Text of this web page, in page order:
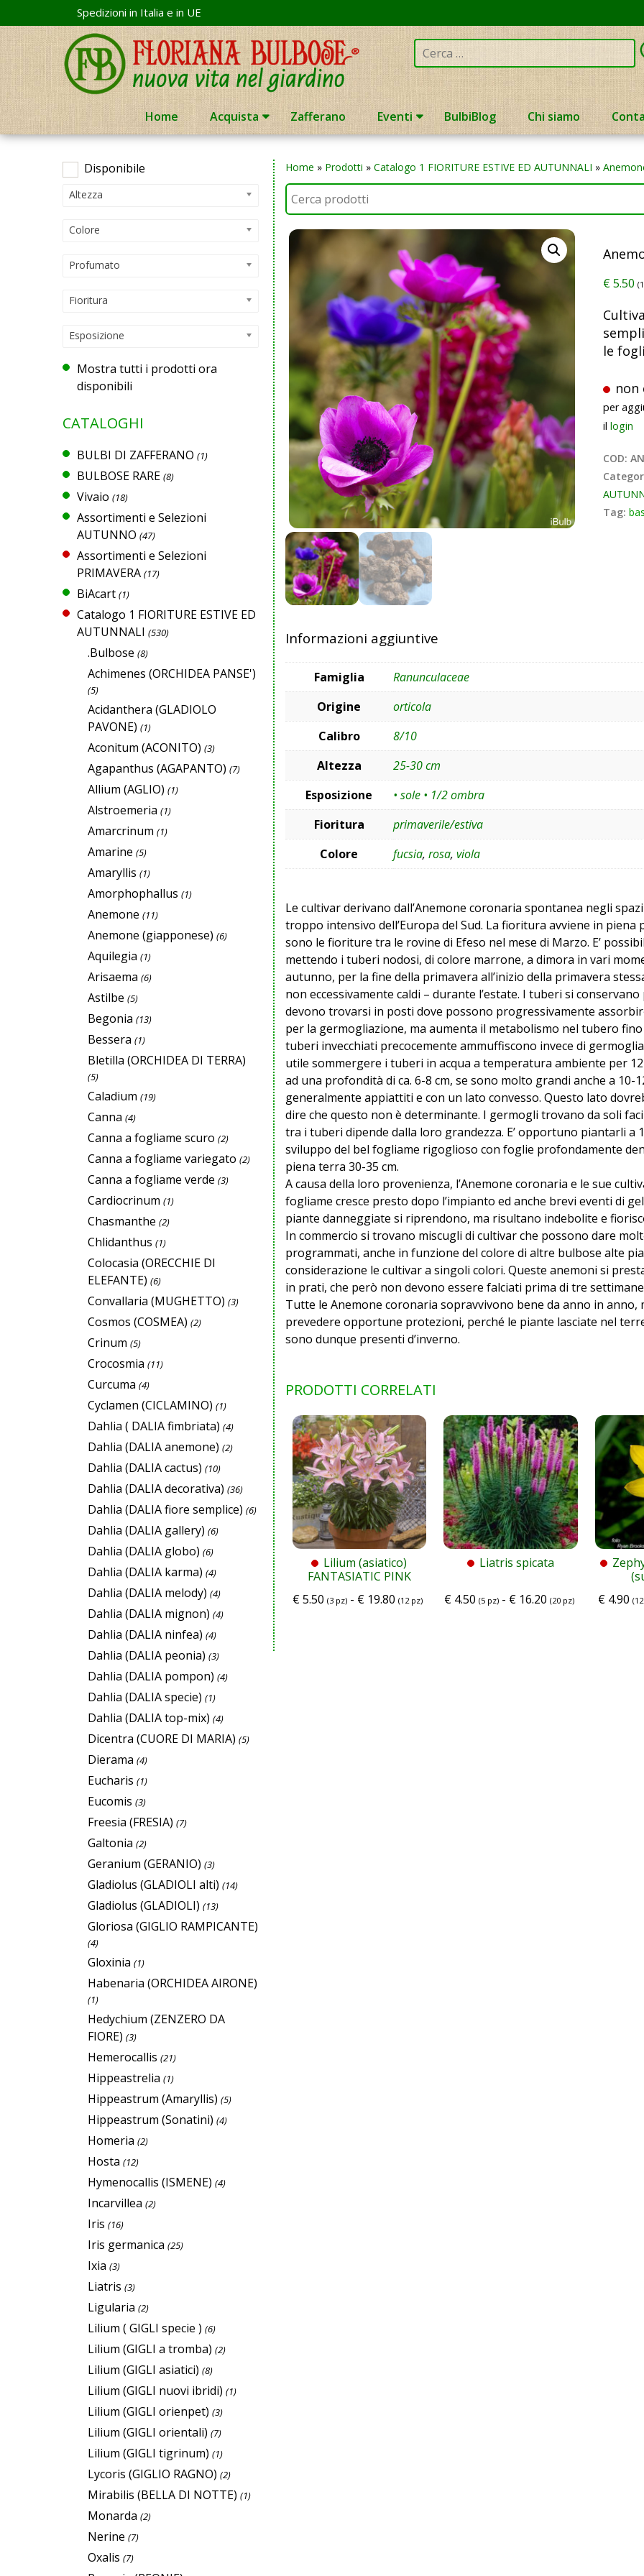
to
content
Spedizioni in Italia e in UE
Cerca:
Home Acquista Zafferano Eventi BulbiBlog Chi siamo
Home » Prodotti » Catalogo 1 FIORITURE ESTIVE ED AUTUNNALI »
€5.50
le
non
per
il login
COD:
Tag:
Informazioni aggiuntive
Famiglia
Ranunculaceae
Origine
orticola
Calibro
8/10
Altezza
25-30 cm
Esposizione
• sole • 1/2 ombra
Fioritura
primaverile/estiva
Colore
fucsia, rosa, viola
Le cultivar derivano dall’Anemone coronaria spontanea negli
troppo intensivo dell’Europa del Sud. La fioritura avviene in piena
sono le fioriture tra le rovine di Efeso nel mese di Marzo. E’
mettendo i tuberi nodosi, di colore marrone, a dimora in vari
autunno, per la fine della primavera all’inizio della primavera
non eccessivamente caldi – durante l’estate. I tuberi si
devono trovarsi in posti dove possono progressivamente
per la germogliazione, ma aumenta il metabolismo nel tubero
tuberi invecchiati precocemente ammuffiscono invece di
utile sommergere i tuberi in acqua a temperatura ambiente per
ad una profondità di ca. 6-8 cm, se sono molto grandi anche a
generalmente appiattiti e con un lato convesso. Questo lato
dire che questo non è determinante. I germogli trovano da soli
tra i tuberi dipende dalla loro grandezza. E’ opportuno piantarli a
sviluppo del bel fogliame rigoglioso con foglie profondamente
piena terra 30-35 cm.
A causa della loro provenienza, l’Anemone coronaria e le sue
fogliame cresce presto dopo l’impianto ed anche brevi eventi di
piante danneggiate si riprendono, ma risultano indebolite e
In commercio si trovano miscugli di cultivar che possono dare
programmati, anche in funzione del colore di altre bulbose alte
considerazione le cultivar a singoli colori. Queste anemoni si
in prati, che però non devono essere falciati prima di tre
Tutte le Anemone coronaria sopravvivono bene da anno in anno,
prevedere opportune protezioni, perché le piante lasciate nel
sono dunque presenti d’inverno.
PRODOTTI CORRELATI
Lilium (asiatico)
FANTASIATIC PINK
€5.50 (3 pz)- €19.80 (12 pz)
Liatris spicata
€4.50 (5 pz)- €16.20 (20 pz)
€ 4.90
Disponibile
Altezza
Colore
Profumato
Fioritura
Esposizione
Mostra tutti i prodotti ora
disponibili
CATALOGHI
BULBI DI ZAFFERANO (1)
BULBOSE RARE (8)
Vivaio (18)
Assortimenti e Selezioni
AUTUNNO (47)
Assortimenti e Selezioni
PRIMAVERA (17)
BiAcart (1)
Catalogo 1 FIORITURE ESTIVE ED
AUTUNNALI (530)
.Bulbose (8)
Achimenes (ORCHIDEA PANSE')
(5)
Acidanthera (GLADIOLO
PAVONE) (1)
Aconitum (ACONITO) (3)
Agapanthus (AGAPANTO) (7)
Allium (AGLIO) (1)
Alstroemeria (1)
Amarcrinum (1)
Amarine (5)
Amaryllis (1)
Amorphophallus (1)
Anemone (11)
Anemone (giapponese) (6)
Aquilegia (1)
Arisaema (6)
Astilbe (5)
Begonia (13)
Bessera (1)
Bletilla (ORCHIDEA DI TERRA)
(5)
Caladium (19)
Canna (4)
Canna a fogliame scuro (2)
Canna a fogliame variegato (2)
Canna a fogliame verde (3)
Cardiocrinum (1)
Chasmanthe (2)
Chlidanthus (1)
Colocasia (ORECCHIE DI
ELEFANTE) (6)
Convallaria (MUGHETTO) (3)
Cosmos (COSMEA) (2)
Crinum (5)
Crocosmia (11)
Curcuma (4)
Cyclamen (CICLAMINO) (1)
Dahlia ( DALIA fimbriata) (4)
Dahlia (DALIA anemone) (2)
Dahlia (DALIA cactus) (10)
Dahlia (DALIA decorativa) (36)
Dahlia (DALIA fiore semplice) (6)
Dahlia (DALIA gallery) (6)
Dahlia (DALIA globo) (6)
Dahlia (DALIA karma) (4)
Dahlia (DALIA melody) (4)
Dahlia (DALIA mignon) (4)
Dahlia (DALIA ninfea) (4)
Dahlia (DALIA peonia) (3)
Dahlia (DALIA pompon) (4)
Dahlia (DALIA specie) (1)
Dahlia (DALIA top-mix) (4)
Dicentra (CUORE DI MARIA) (5)
Dierama (4)
Eucharis (1)
Eucomis (3)
Freesia (FRESIA) (7)
Galtonia (2)
Geranium (GERANIO) (3)
Gladiolus (GLADIOLI alti) (14)
Gladiolus (GLADIOLI) (13)
Gloriosa (GIGLIO RAMPICANTE)
(4)
Gloxinia (1)
Habenaria (ORCHIDEA AIRONE)
(1)
Hedychium (ZENZERO DA
FIORE) (3)
Hemerocallis (21)
Hippeastrelia (1)
Hippeastrum (Amaryllis) (5)
Hippeastrum (Sonatini) (4)
Homeria (2)
Hosta (12)
Hymenocallis (ISMENE) (4)
Incarvillea (2)
Iris (16)
Iris germanica (25)
Ixia (3)
Liatris (3)
Ligularia (2)
Lilium ( GIGLI specie ) (6)
Lilium (GIGLI a tromba) (2)
Lilium (GIGLI asiatici) (8)
Lilium (GIGLI nuovi ibridi) (1)
Lilium (GIGLI orienpet) (3)
Lilium (GIGLI orientali) (7)
Lilium (GIGLI tigrinum) (1)
Lycoris (GIGLIO RAGNO) (2)
Mirabilis (BELLA DI NOTTE) (1)
Monarda (2)
Nerine (7)
Oxalis (7)